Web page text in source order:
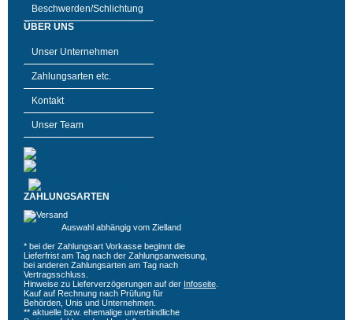
Beschwerden/Schlichtung
ÜBER UNS
Unser Unternehmen
Zahlungsarten etc.
Kontakt
Unser Team
ZAHLUNGSARTEN
Auswahl abhängig vom Zielland
* bei der Zahlungsart Vorkasse beginnt die
Lieferfrist am Tag nach der Zahlungsanweisung,
bei anderen Zahlungsarten am Tag nach
Vertragsschluss.
Hinweise zu Lieferverzögerungen auf der Infoseite
Kauf auf Rechnung nach Prüfung für
Behörden, Unis und Unternehmen.
** aktuelle bzw. ehemalige unverbindliche